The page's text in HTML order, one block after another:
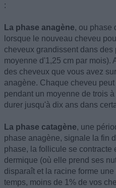
:
La phase anagène, ou phase
lorsque le nouveau cheveu
cheveux grandissent dans
moyenne d'1,25 cm par mois).
des cheveux que vous avez
anagène. Chaque cheveu
pendant un moyenne de trois
durer jusqu'à dix ans dans
La phase catagène, une
phase anagène, signale la fin
phase, la follicule se contracte
dermique (où elle prend ses
disparaît et la racine forme
temps, moins de 1% de vos